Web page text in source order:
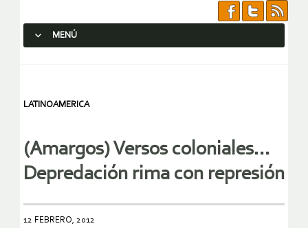
MENÚ
LATINOAMERICA
(Amargos) Versos coloniales…
Depredación rima con represión
12 FEBRERO, 2012